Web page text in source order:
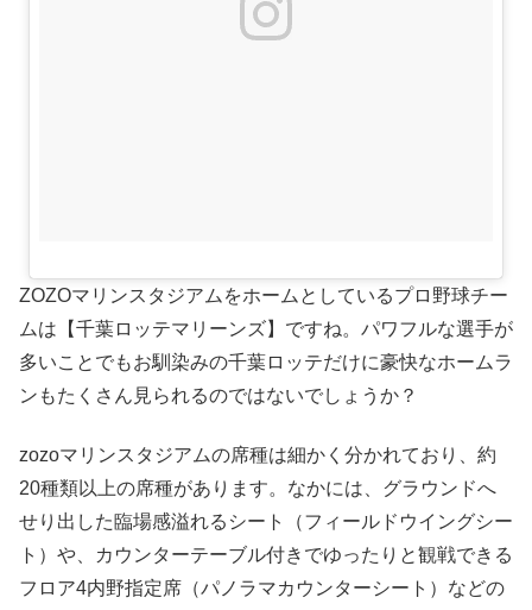
ZOZOマリンスタジアムをホームとしているプロ野球チー
ムは【千葉ロッテマリーンズ】ですね。パワフルな選手が
多いことでもお馴染みの千葉ロッテだけに豪快なホームラ
ンもたくさん見られるのではないでしょうか？
zozoマリンスタジアムの席種は細かく分かれており、約
20種類以上の席種があります。なかには、グラウンドへ
せり出した臨場感溢れるシート（フィールドウイングシー
ト）や、カウンターテーブル付きでゆったりと観戦できる
フロア4内野指定席（パノラマカウンターシート）などの